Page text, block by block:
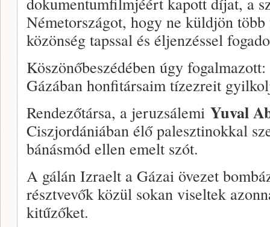
Németországot, hogy ne küldjön
közönség tapssal és éljenzéssel
Köszönőbeszédében úgy
Gázában honfitársaim tízezreit
Rendezőtársa, a jeruzsálemi Yuval
Ciszjordániában élő palesztinokkal
bánásmód ellen emelt szót.
A gálán Izraelt a Gázai övezet
résztvevők közül sokan viseltek
kitűzőket.